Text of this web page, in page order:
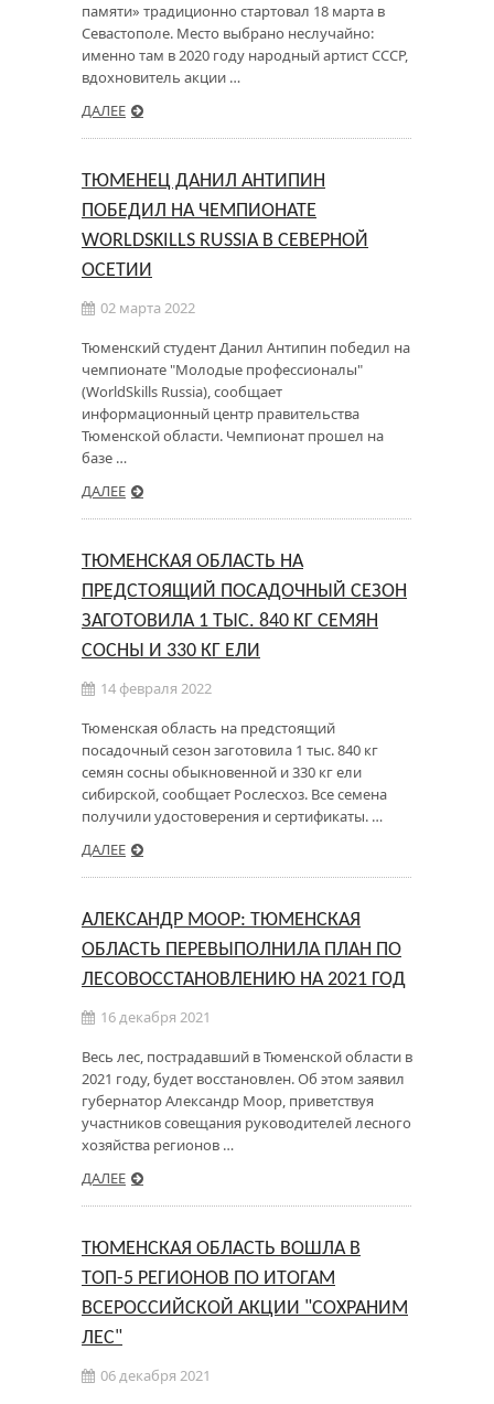
памяти» традиционно стартовал 18 марта в
Севастополе. Место выбрано неслучайно:
именно там в 2020 году народный артист СССР,
вдохновитель акции …
ДАЛЕЕ
ТЮМЕНЕЦ ДАНИЛ АНТИПИН
ПОБЕДИЛ НА ЧЕМПИОНАТЕ
WORLDSKILLS RUSSIA В СЕВЕРНОЙ
ОСЕТИИ
02 марта 2022
Тюменский студент Данил Антипин победил на
чемпионате "Молодые профессионалы"
(WorldSkills Russia), сообщает
информационный центр правительства
Тюменской области. Чемпионат прошел на
базе …
ДАЛЕЕ
ТЮМЕНСКАЯ ОБЛАСТЬ НА
ПРЕДСТОЯЩИЙ ПОСАДОЧНЫЙ СЕЗОН
ЗАГОТОВИЛА 1 ТЫС. 840 КГ СЕМЯН
СОСНЫ И 330 КГ ЕЛИ
14 февраля 2022
Тюменская область на предстоящий
посадочный сезон заготовила 1 тыс. 840 кг
семян сосны обыкновенной и 330 кг ели
сибирской, сообщает Рослесхоз. Все семена
получили удостоверения и сертификаты. …
ДАЛЕЕ
АЛЕКСАНДР МООР: ТЮМЕНСКАЯ
ОБЛАСТЬ ПЕРЕВЫПОЛНИЛА ПЛАН ПО
ЛЕСОВОССТАНОВЛЕНИЮ НА 2021 ГОД
16 декабря 2021
Весь лес, пострадавший в Тюменской области в
2021 году, будет восстановлен. Об этом заявил
губернатор Александр Моор, приветствуя
участников совещания руководителей лесного
хозяйства регионов …
ДАЛЕЕ
ТЮМЕНСКАЯ ОБЛАСТЬ ВОШЛА В
ТОП-5 РЕГИОНОВ ПО ИТОГАМ
ВСЕРОССИЙСКОЙ АКЦИИ "СОХРАНИМ
ЛЕС"
06 декабря 2021